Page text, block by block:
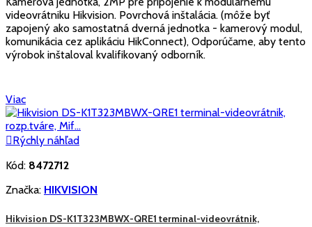
videovrátniku Hikvision. Povrchová inštalácia. (môže byť
zapojený ako samostatná dverná jednotka - kamerový modul,
komunikácia cez aplikáciu HikConnect), Odporúčame, aby tento
výrobok inštaloval kvalifikovaný odborník.
Viac
Rýchly náhľad
Kód: 8472712
Značka: HIKVISION
Hikvision DS-K1T323MBWX-QRE1 terminal-videovrátnik,